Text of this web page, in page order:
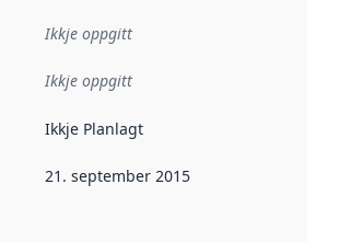
:
Ikkje oppgitt
Ikkje oppgitt
:
Ikkje Planlagt
Denne datoen seier når dataa i dette
21. september 2015